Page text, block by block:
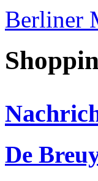
Berliner
De